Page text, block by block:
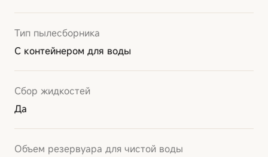
Тип пылесборника
С контейнером для воды
Сбор жидкостей
Да
Объем резервуара для чистой воды